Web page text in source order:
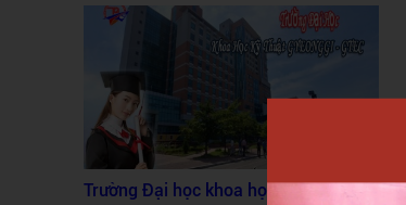
đại. Với môi trường học tập sáng tạo, năng
động, chương trình đào tạo chuyên sâu
gắn liền với nhu cầu thực tiễn của doanh
nghiệp, trường đã trở thành địa điểm du
học Hàn Quốc lý tưởng cho đông đảo sinh
viên Việt Nam. Để hiểu được lý do, hãy
cùng Trần Quang tìm hiểu thông tin chi tiết
về trường đại học Gyeonggi trong bài viết
dưới đây nhé!
Trường Đại học khoa học kỹ thuật